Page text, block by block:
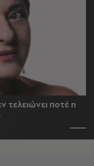
τελειώνει ποτέ η